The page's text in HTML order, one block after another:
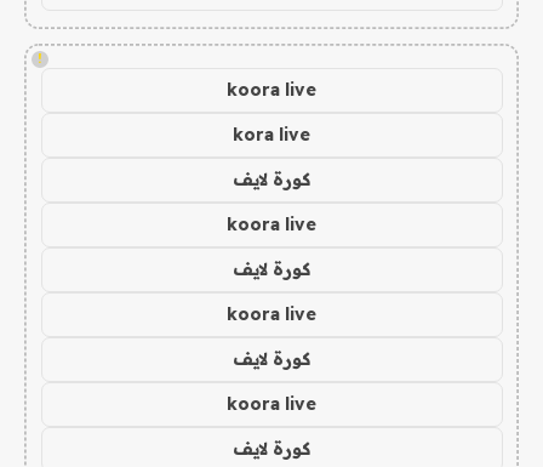
!
koora live
kora live
كورة لايف
koora live
كورة لايف
koora live
كورة لايف
koora live
كورة لايف